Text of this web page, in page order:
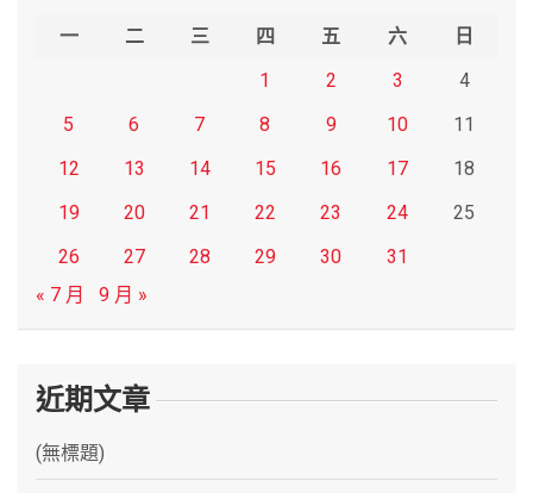
一 二 三 四 五 六
日
1
2 3
4
5
6 7 8 9 10
11
12
13 14 15 16 17
18
19
20 21 22 23 24
25
26
27 28 29 30
31
« 7 月
9 月 »
近期文章
(無標題)